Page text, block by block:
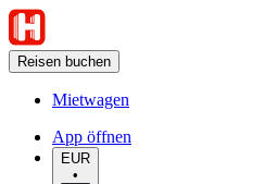
Reisen buchen
Mietwagen
App öffnen
EUR
•